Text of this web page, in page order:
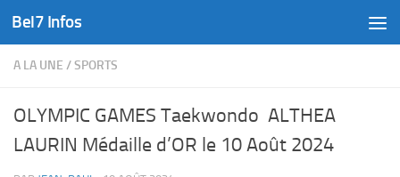
Skip to content
Bel7 Infos
A LA UNE /SPORTS
OLYMPIC GAMES Taekwondo ALTHEA
LAURIN Médaille d’OR le 10 Août 2024